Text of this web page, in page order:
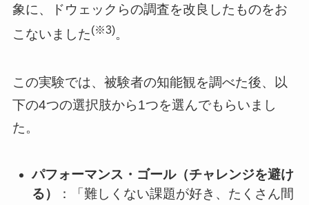
象に、ドウェックらの調査を改良したものをお
こないました(※3)。
この実験では、被験者の知能観を調べた後、以
下の4つの選択肢から1つを選んでもらいまし
た。
パフォーマンス・ゴール（チャレンジを避け
る）
：「難しくない課題が好き、たくさん間